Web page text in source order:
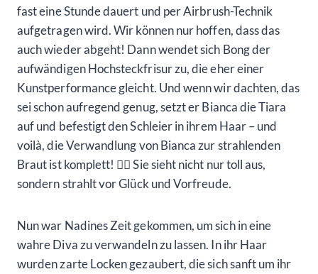
fast eine Stunde dauert und per Airbrush-Technik
aufgetragen wird. Wir können nur hoffen, dass das
auch wieder abgeht! Dann wendet sich Bong der
aufwändigen Hochsteckfrisur zu, die eher einer
Kunstperformance gleicht. Und wenn wir dachten, das
sei schon aufregend genug, setzt er Bianca die Tiara
auf und befestigt den Schleier in ihrem Haar – und
voilà, die Verwandlung von Bianca zur strahlenden
Braut ist komplett! 💁‍♀️ Sie sieht nicht nur toll aus,
sondern strahlt vor Glück und Vorfreude.
Nun war Nadines Zeit gekommen, um sich in eine
wahre Diva zu verwandeln zu lassen. In ihr Haar
wurden zarte Locken gezaubert, die sich sanft um ihr